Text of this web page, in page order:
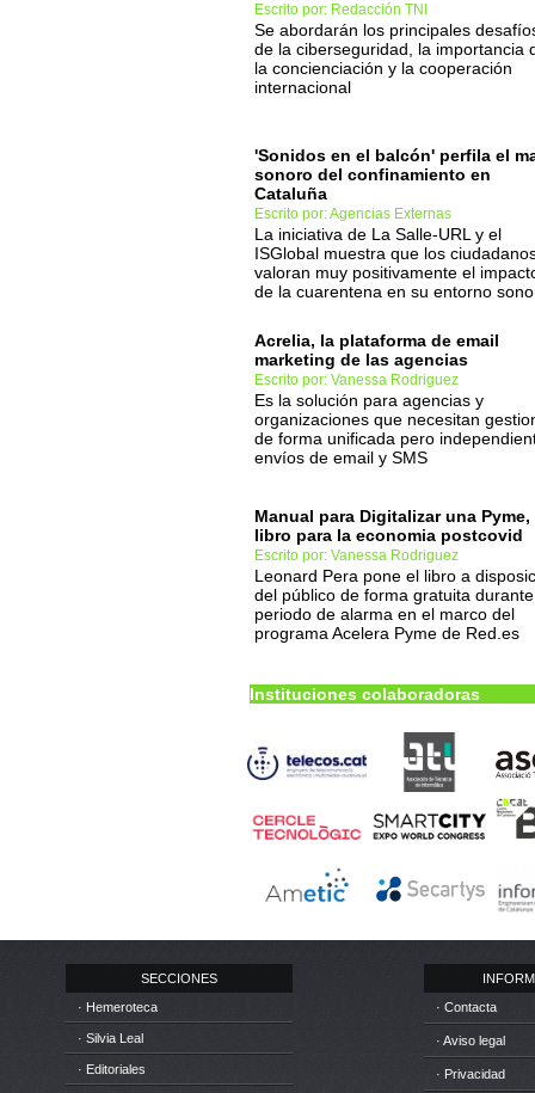
Escrito por: Redacción TNI
Se abordarán los principales
de la ciberseguridad, la importancia
la concienciación y la cooperación
internacional
'Sonidos en el balcón' perfila el
sonoro del confinamiento en
Cataluña
Escrito por: Agencias Externas
La iniciativa de La Salle-URL y el
ISGlobal muestra que los
valoran muy positivamente el
de la cuarentena en su entorno
Acrelia, la plataforma de email
marketing de las agencias
Escrito por: Vanessa Rodriguez
Es la solución para agencias y
organizaciones que necesitan
de forma unificada pero
envíos de email y SMS
Manual para Digitalizar una Pyme,
libro para la economia postcovid
Escrito por: Vanessa Rodriguez
Leonard Pera pone el libro a
del público de forma gratuita
periodo de alarma en el marco del
programa Acelera Pyme de Red.es
Instituciones colaboradoras
SECCIONES
· Hemeroteca
· Silvia Leal
· Editoriales
· Contacta
· Aviso legal
· Privacidad